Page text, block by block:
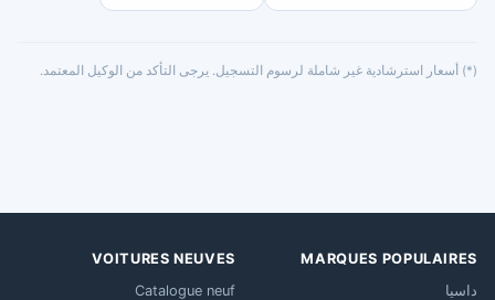
(*) أسعار استرشادية غير شاملة لرسوم التسجيل. يرجى التأكد من الوكيل المعتمد.
MARQUES POPULAIRES
داسيا
VOITURES NEUVES
Catalogue neuf